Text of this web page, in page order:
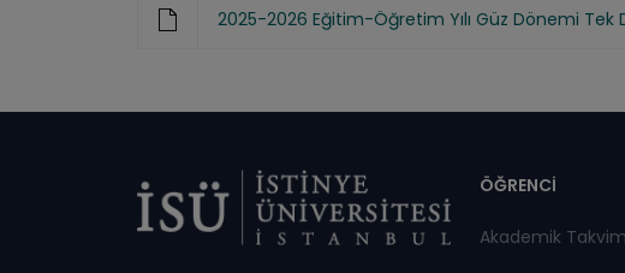
2025-2026 Eğitim-Öğretim Yılı Güz Dönemi Tek
Dipnot
ÖĞRENCİ
Akademik Takvim